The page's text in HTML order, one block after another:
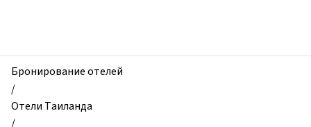
дома,
Thansadet
Farm
Stay,
Бронирование отелей
/
Отели Таиланда
/